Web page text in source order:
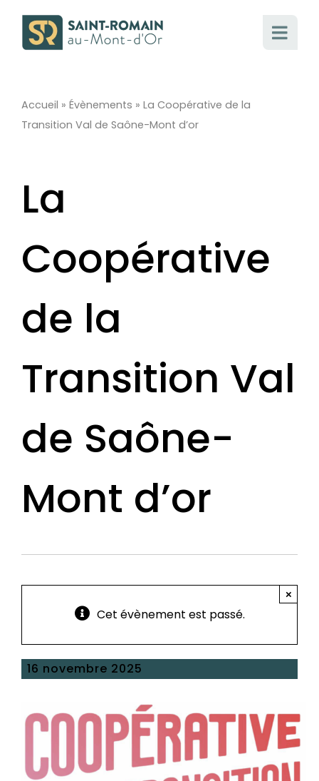
Accueil » Évènements » La Coopérative de la
Transition Val de Saône-Mont d’or
La
Coopérative
de la
Transition Val
de Saône-
Mont d’or
Cet évènement est passé.
×
16 novembre 2025